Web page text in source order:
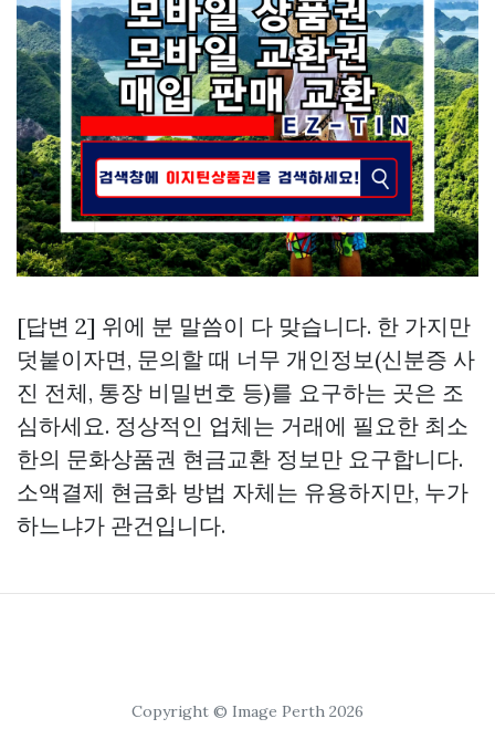
[답변 2] 위에 분 말씀이 다 맞습니다. 한 가지만
덧붙이자면, 문의할 때 너무 개인정보(신분증 사
진 전체, 통장 비밀번호 등)를 요구하는 곳은 조
심하세요. 정상적인 업체는 거래에 필요한 최소
한의 문화상품권 현금교환 정보만 요구합니다.
소액결제 현금화 방법 자체는 유용하지만, 누가
하느냐가 관건입니다.
Copyright © Image Perth 2026